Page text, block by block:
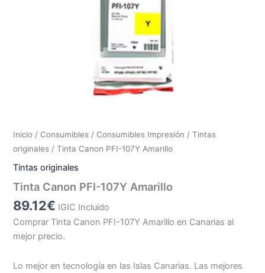
Inicio / Consumibles / Consumibles Impresión /Tintas
originales / Tinta Canon PFI-107Y Amarillo
Tintas originales
Tinta Canon PFI-107Y Amarillo
89.12€ IGIC Incluido
Comprar Tinta Canon PFI-107Y Amarillo en Canarias al
mejor precio.
Lo mejor en tecnología en las Islas Canarias. Las mejores